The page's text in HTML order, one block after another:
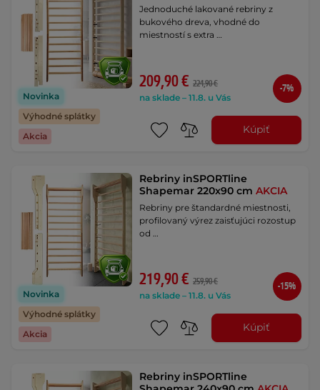
Novinka
Výhodné splátky
Akcia
Jednoduché lakované rebriny z
bukového dreva, vhodné do
miestností s extra …
209,90 € 224,90 €
na sklade – 11.8. u Vás
-7%
Kúpiť
Novinka
Výhodné splátky
Akcia
Rebriny inSPORTline
Shapemar 220x90 cmAKCIA
Rebriny pre štandardné miestnosti,
profilovaný výrez zaisťujúci rozostup
od …
219,90 € 259,90 €
na sklade – 11.8. u Vás
-15%
Kúpiť
Rebriny inSPORTline